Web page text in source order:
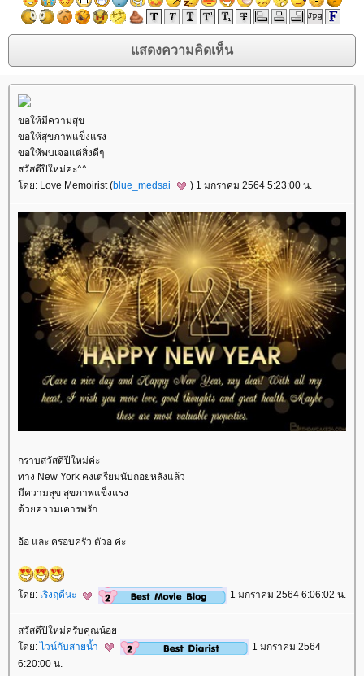
ขอให้มีความสุข
ขอให้สุขภาพแข็งแรง
ขอให้พบเจอแต่สิ่งดีๆ
สวัสดีปีใหม่ค่ะ^^
ดย: Love Memoirist (blue_medsai ) 1 มกราคม 2564 5:23:00 น.
กราบสวัสดีปีใหม่ค่ะ
ทาง New York คงเตรียมนับถอยหลังแล้ว
มีความสุข สุขภาพแข็งแรง
ด้วยความเคารพรัก
อ้อ และ ครอบครัว ตัวอ ค่ะ
ดย: เริงฤดีนะ 1 มกราคม 2564 6:06:02 น.
สวัสดีปีใหม่ครับคุณน้อ
ดย:ไวน์กับสายน้ำ
1 มกราคม 2564
6:20:00 น.